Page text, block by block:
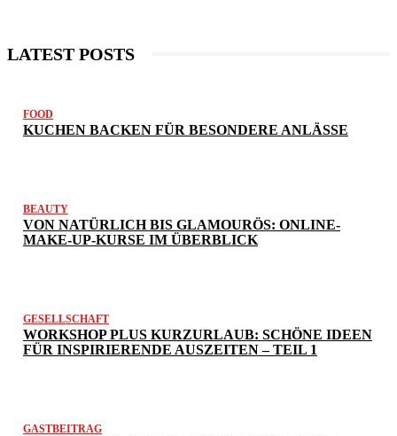
LATEST POSTS
FOOD
KUCHEN BACKEN FÜR BESONDERE ANLÄSSE
BEAUTY
VON NATÜRLICH BIS GLAMOURÖS: ONLINE-
MAKE-UP-KURSE IM ÜBERBLICK
GESELLSCHAFT
WORKSHOP PLUS KURZURLAUB: SCHÖNE IDEEN
FÜR INSPIRIERENDE AUSZEITEN – TEIL 1
GASTBEITRAG